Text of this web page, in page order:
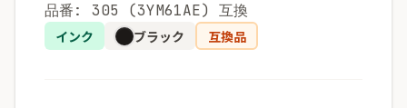
品番: 305 (3YM61AE) 互換
インク ブラック 互換品